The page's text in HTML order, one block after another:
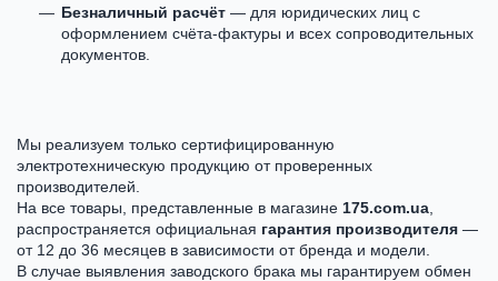
Безналичный расчёт — для юридических лиц с
оформлением счёта-фактуры и всех сопроводительных
документов.
Мы реализуем только сертифицированную
электротехническую продукцию от проверенных
производителей.
На все товары, представленные в магазине 175.com.ua
распространяется официальная гарантия производителя —
от 12 до 36 месяцев в зависимости от бренда и модели.
В случае выявления заводского брака мы гарантируем обмен